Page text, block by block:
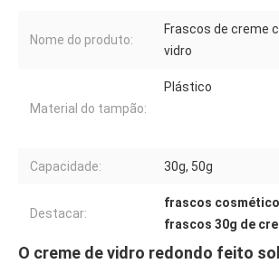
Nome do produto:
Frascos de creme
vidro
Material do tampão:
Plástico
Capacidade: 30g, 50g
Destacar:
frascos
frascos 30g de
O creme de vidro redondo feito